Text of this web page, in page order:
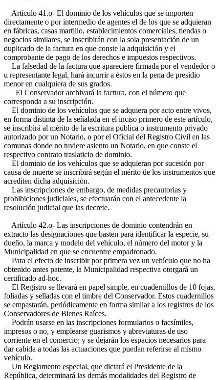
Artículo 41.o- El dominio de los vehículos que se importen
directamente o por intermedio de agentes el de los que se adquieran
en fábricas, casas martillo, establecimientos comerciales, tiendas o
negocios similares, se inscribirán con la sola presentación de un
duplicado de la factura en que conste la adquisición y el
comprobante de pago de los derechos e impuestos respectivos.
La falsedad de la factura que apareciere firmada por el vendedor o
u representante legal, hará incurrir a éstos en la pena de presidio
menor en cualquiera de sus grados.
El Conservador archivará la factura, con el número que
corresponda a su inscripción.
El dominio de los vehículos que se adquiera por acto entre vivos,
en forma distinta de la señalada en el inciso primero de este artículo,
se inscribirá al mérito de la escritura pública o instrumento privado
autorizado por un Notario, o por el Oficial del Registro Civil en las
comunas donde no tuviere asiento un Notario, en que conste el
respectivo contrato traslaticio de dominio.
El dominio de los vehículos que se adquieran por sucesión por
causa de muerte se inscribirá según el mérito de los instrumentos que
acrediten dicha adquisición.
Las inscripciones de embargo, de medidas precautorias y
prohibiciones judiciales, se efectuarán con el antecedente la
resolución judicial que las decrete.
Artículo 42.o- Las inscripciones de dominio contendrán en
extracto las designaciones que basten para identificar la especie, su
dueño, la marca y modelo del vehículo, el número del motor y la
Municipalidad en que se encuentre empadronado.
Para el efecto de inscribir por primera vez un vehículo que no ha
obtenido antes patente, la Municipalidad respectiva otorgará un
certificado ad-hoc.
El Registro se llevará en papel simple, en cuadernillos de 10 fojas,
foliadas y selladas con el timbre del Conservador. Estos cuadernillos
se empastarán, periódicamente en forma similar a los registros de los
Conservadores de Bienes Raíces.
Podrán usarse en las inscripciones formularios o facsímiles,
impresos o no, y emplearse guarismos y abreviaturas de uso
corriente en el comercio; y se dejarán los espacios necesarios para
dar cabida a todas las actuaciones que puedan referirse al mismo
vehículo.
Un Reglamento especial, que dictará el Presidente de la
República, determinará las demás modalidades del Registro de